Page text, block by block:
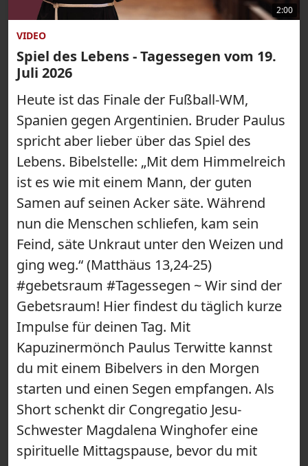
2:00
VIDEO
Spiel des Lebens - Tagessegen vom 19.
Juli 2026
Heute ist das Finale der Fußball-WM,
Spanien gegen Argentinien. Bruder Paulus
spricht aber lieber über das Spiel des
Lebens. Bibelstelle: „Mit dem Himmelreich
ist es wie mit einem Mann, der guten
Samen auf seinen Acker säte. Während
nun die Menschen schliefen, kam sein
Feind, säte Unkraut unter den Weizen und
ging weg.“ (Matthäus 13,24-25)
#gebetsraum #Tagessegen ~ Wir sind der
Gebetsraum! Hier findest du täglich kurze
Impulse für deinen Tag. Mit
Kapuzinermönch Paulus Terwitte kannst
du mit einem Bibelvers in den Morgen
starten und einen Segen empfangen. Als
Short schenkt dir Congregatio Jesu-
Schwester Magdalena Winghofer eine
spirituelle Mittagspause, bevor du mit